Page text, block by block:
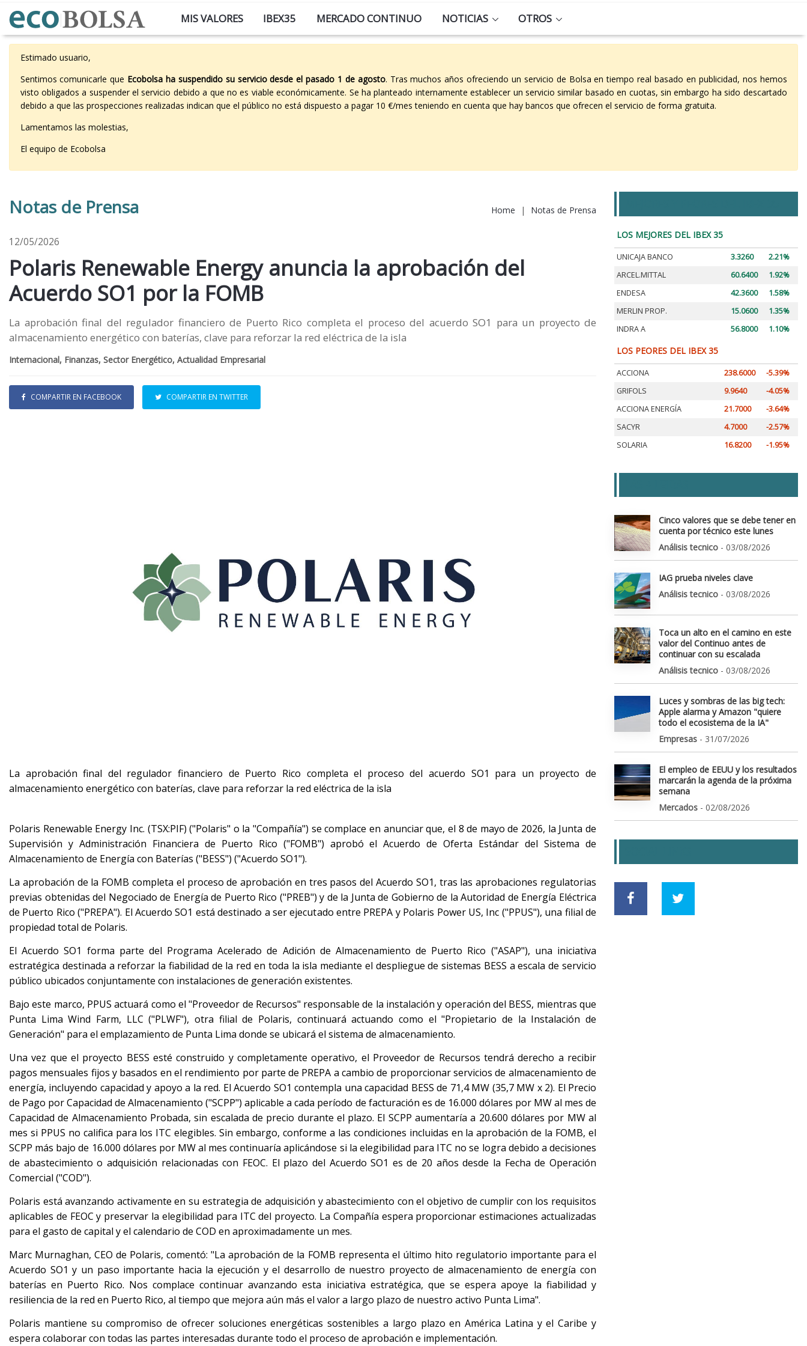
MIS VALORES IBEX35 MERCADO CONTINUO NOTICIAS OTROS
Estimado usuario,
Sentimos comunicarle que Ecobolsa ha suspendido su servicio desde el pasado 1 de agosto. Tras muchos años ofreciendo un servicio de Bolsa en tiempo real basado en publicidad, nos hemos
visto obligados a suspender el servicio debido a que no es viable económicamente. Se ha planteado internamente establecer un servicio similar basado en cuotas, sin embargo ha sido descartado
debido a que las prospecciones realizadas indican que el público no está dispuesto a pagar 10 €/mes teniendo en cuenta que hay bancos que ofrecen el servicio de forma gratuita.
Lamentamos las molestias,
El equipo de Ecobolsa
Notas de Prensa Home | Notas de Prensa
12/05/2026
Polaris Renewable Energy anuncia la aprobación del
Acuerdo SO1 por la FOMB
La aprobación final del regulador financiero de Puerto Rico completa el proceso del acuerdo SO1 para un proyecto de
almacenamiento energético con baterías, clave para reforzar la red eléctrica de la isla
Internacional, Finanzas, Sector Energético, Actualidad Empresarial
COMPARTIR EN FACEBOOK COMPARTIR EN TWITTER
La aprobación final del regulador financiero de Puerto Rico completa el proceso del acuerdo SO1 para un proyecto de
almacenamiento energético con baterías, clave para reforzar la red eléctrica de la isla
Polaris Renewable Energy Inc. (TSX:PIF) ("Polaris" o la "Compañía") se complace en anunciar que, el 8 de mayo de 2026, la Junta de
Supervisión y Administración Financiera de Puerto Rico ("FOMB") aprobó el Acuerdo de Oferta Estándar del Sistema de
Almacenamiento de Energía con Baterías ("BESS") ("Acuerdo SO1").
La aprobación de la FOMB completa el proceso de aprobación en tres pasos del Acuerdo SO1, tras las aprobaciones regulatorias
previas obtenidas del Negociado de Energía de Puerto Rico ("PREB") y de la Junta de Gobierno de la Autoridad de Energía Eléctrica
de Puerto Rico ("PREPA"). El Acuerdo SO1 está destinado a ser ejecutado entre PREPA y Polaris Power US, Inc ("PPUS"), una filial de
propiedad total de Polaris.
El Acuerdo SO1 forma parte del Programa Acelerado de Adición de Almacenamiento de Puerto Rico ("ASAP"), una iniciativa
estratégica destinada a reforzar la fiabilidad de la red en toda la isla mediante el despliegue de sistemas BESS a escala de servicio
público ubicados conjuntamente con instalaciones de generación existentes.
Bajo este marco, PPUS actuará como el "Proveedor de Recursos" responsable de la instalación y operación del BESS, mientras que
Punta Lima Wind Farm, LLC ("PLWF"), otra filial de Polaris, continuará actuando como el "Propietario de la Instalación de
Generación" para el emplazamiento de Punta Lima donde se ubicará el sistema de almacenamiento.
Una vez que el proyecto BESS esté construido y completamente operativo, el Proveedor de Recursos tendrá derecho a recibir
pagos mensuales fijos y basados en el rendimiento por parte de PREPA a cambio de proporcionar servicios de almacenamiento de
energía, incluyendo capacidad y apoyo a la red. El Acuerdo SO1 contempla una capacidad BESS de 71,4 MW (35,7 MW x 2). El Precio
de Pago por Capacidad de Almacenamiento ("SCPP") aplicable a cada período de facturación es de 16.000 dólares por MW al mes de
Capacidad de Almacenamiento Probada, sin escalada de precio durante el plazo. El SCPP aumentaría a 20.600 dólares por MW al
mes si PPUS no califica para los ITC elegibles. Sin embargo, conforme a las condiciones incluidas en la aprobación de la FOMB, el
SCPP más bajo de 16.000 dólares por MW al mes continuaría aplicándose si la elegibilidad para ITC no se logra debido a decisiones
de abastecimiento o adquisición relacionadas con FEOC. El plazo del Acuerdo SO1 es de 20 años desde la Fecha de Operación
Comercial ("COD").
Polaris está avanzando activamente en su estrategia de adquisición y abastecimiento con el objetivo de cumplir con los requisitos
aplicables de FEOC y preservar la elegibilidad para ITC del proyecto. La Compañía espera proporcionar estimaciones actualizadas
para el gasto de capital y el calendario de COD en aproximadamente un mes.
Marc Murnaghan, CEO de Polaris, comentó: "La aprobación de la FOMB representa el último hito regulatorio importante para el
Acuerdo SO1 y un paso importante hacia la ejecución y el desarrollo de nuestro proyecto de almacenamiento de energía con
baterías en Puerto Rico. Nos complace continuar avanzando esta iniciativa estratégica, que se espera apoye la fiabilidad y
resiliencia de la red en Puerto Rico, al tiempo que mejora aún más el valor a largo plazo de nuestro activo Punta Lima".
Polaris mantiene su compromiso de ofrecer soluciones energéticas sostenibles a largo plazo en América Latina y el Caribe y
espera colaborar con todas las partes interesadas durante todo el proceso de aprobación e implementación.
LOS MEJORES DEL IBEX 35
UNICAJA BANCO 3.3260
2.21%
ARCEL.MITTAL
60.6400
1.92%
ENDESA
42.3600
1.58%
MERLIN PROP.
15.0600
1.35%
INDRA A
56.8000 1.10%
LOS PEORES DEL IBEX 35
ACCIONA 238.6000
-5.39%
GRIFOLS
9.9640
-4.05%
ACCIONA ENERGÍA
21.7000
-3.64%
SACYR
4.7000
-2.57%
SOLARIA
16.8200 -1.95%
Cinco valores que se debe tener en
cuenta por técnico este lunes
Análisis tecnico - 03/08/2026
IAG prueba niveles clave
Análisis tecnico - 03/08/2026
Toca un alto en el camino en este
valor del Continuo antes de
continuar con su escalada
Análisis tecnico - 03/08/2026
Luces y sombras de las big tech:
Apple alarma y Amazon "quiere
todo el ecosistema de la IA"
Empresas - 31/07/2026
El empleo de EEUU y los resultados
marcarán la agenda de la próxima
semana
Mercados - 02/08/2026